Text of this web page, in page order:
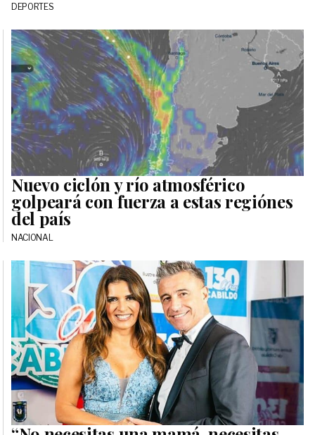
DEPORTES
Nuevo ciclón y río atmosférico
golpeará con fuerza a estas regiónes
del país
NACIONAL